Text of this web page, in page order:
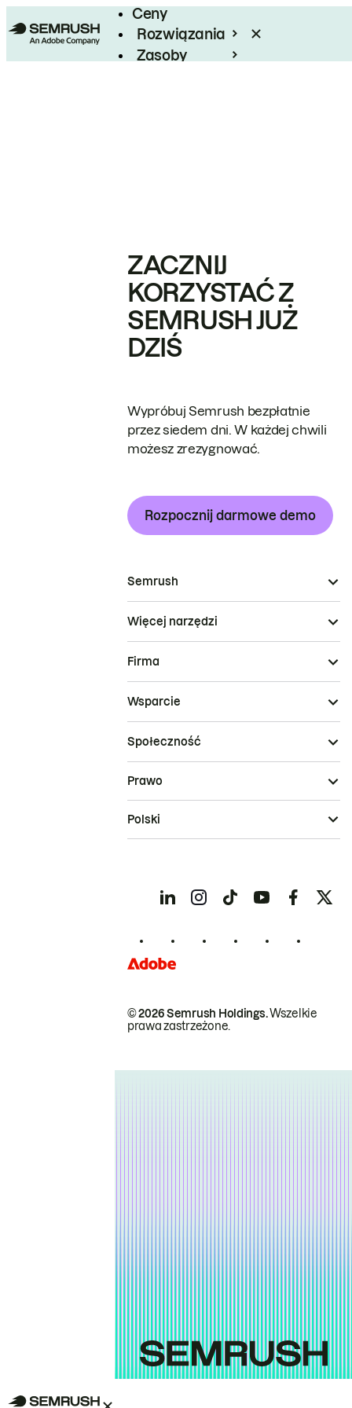
Ceny
Rozwiązania
Zasoby
ZACZNIJ
KORZYSTAĆ Z
SEMRUSH JUŻ
DZIŚ
Wypróbuj Semrush bezpłatnie
przez siedem dni. W każdej chwili
możesz zrezygnować.
Rozpocznij darmowe demo
Semrush
Więcej narzędzi
Firma
Wsparcie
Społeczność
© 2026 Semrush Holdings.Wszelkie
prawa zastrzeżone.
Prawo
Polski